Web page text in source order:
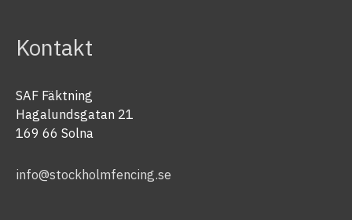
Kontakt
SAF Fäktning
Hagalundsgatan 21
169 66 Solna
info@stockholmfencing.se